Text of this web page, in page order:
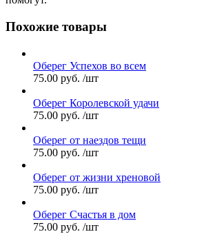
Похожие товары
Оберег Успехов во всем
75.00 руб. /шт
Оберег Королевской удачи
75.00 руб. /шт
Оберег от наездов тещи
75.00 руб. /шт
Оберег от жизни хреновой
75.00 руб. /шт
Оберег Счастья в дом
75.00 руб. /шт